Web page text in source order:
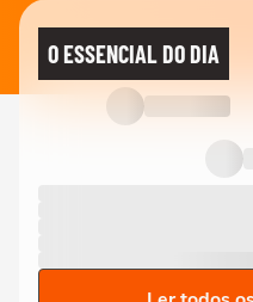
O ESSENCIAL DO DIA